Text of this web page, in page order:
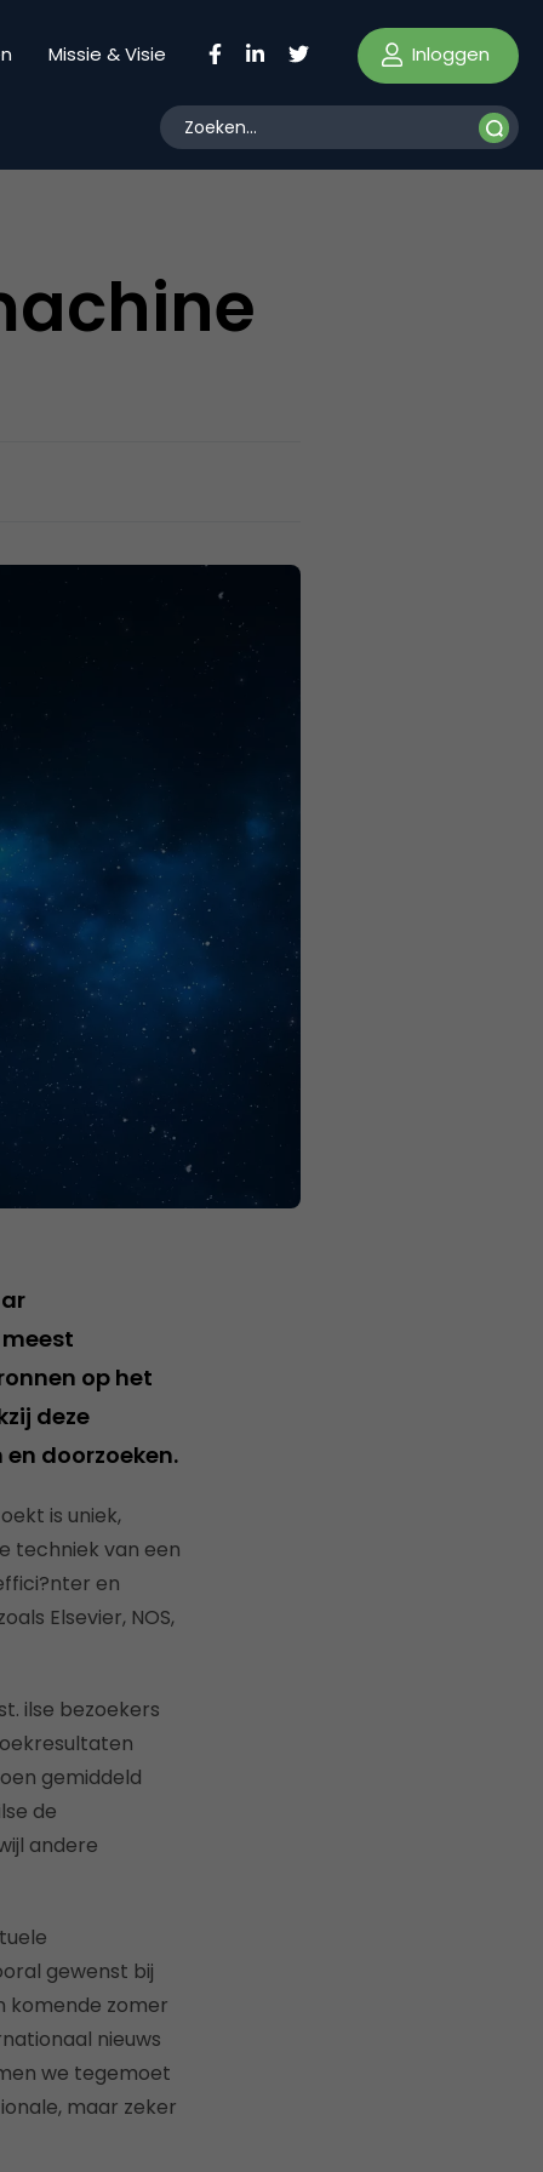
Missie & Visie Inloggen
op het
deze
doorzoeken.
is uniek,
techniek van een
en
Elsevier, NOS,
ilse bezoekers
gemiddeld
de
andere
gewenst bij
komende zomer
nieuws
we tegemoet
maar zeker